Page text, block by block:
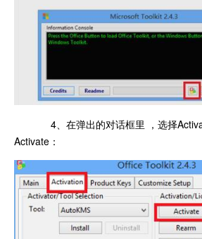
4、在弹出的对话框里 ，选择
Activate：